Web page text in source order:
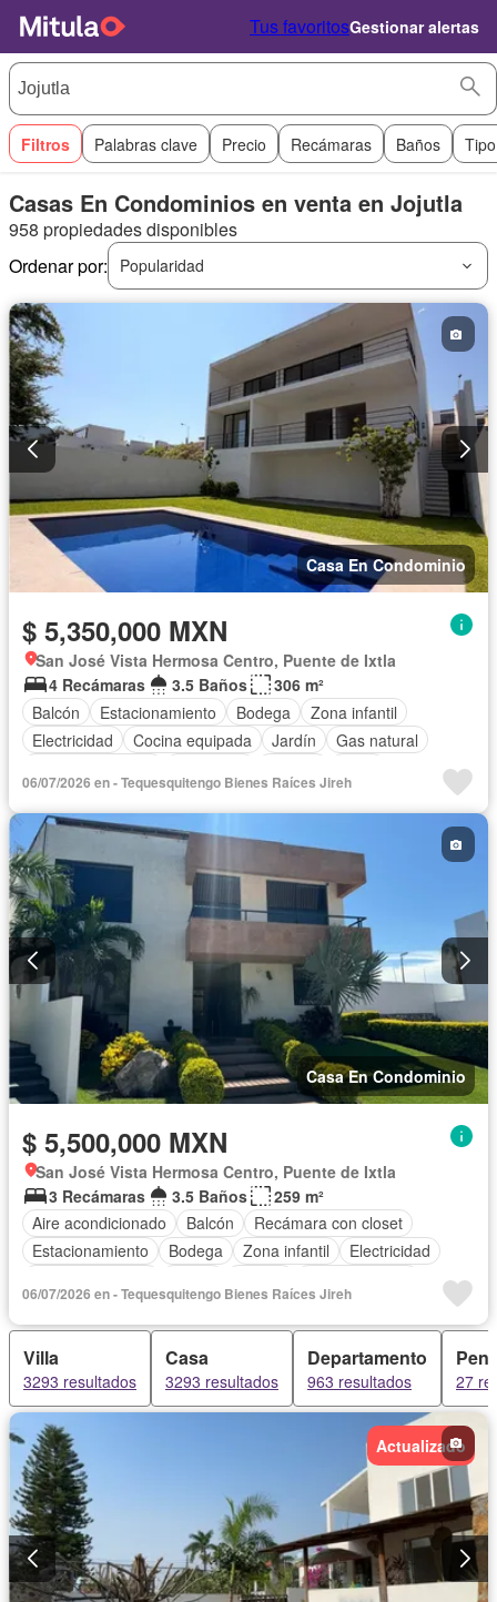
Tus favoritosGestionar alertas
Filtros Palabras clave Precio Recámaras Baños
Casas En Condominios en venta en Jojutla
958 propiedades disponibles
Ordenar por:
Popularidad
Casa En Condominio
$ 5,350,000 MXN
San José Vista Hermosa Centro, Puente de Ixtla
4 Recámaras
3.5 Baños
306 m²
Balcón
Estacionamiento Bodega
Zona infantil
Electricidad
Cocina equipada Jardín
Gas natural
06/07/2026 en - Tequesquitengo Bienes Raíces Jireh
Casa En Condominio
$ 5,500,000 MXN
San José Vista Hermosa Centro, Puente de Ixtla
3 Recámaras
3.5 Baños
259 m²
Aire acondicionado
Balcón
Recámara con closet
Estacionamiento
Bodega Zona infantil
Electricidad
Internet
Jacuzzi Gas natural
Vista panorámica
Seguridad
Alberca Agua
06/07/2026 en - Tequesquitengo Bienes Raíces Jireh
Villa
3293 resultados
Casa
3293 resultados
Departamento
963 resultados 27
Actualizado